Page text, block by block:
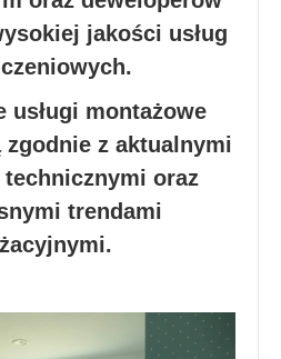
jakości usług
usługi montażowe
zgodnie z aktualnymi
oraz
trendami